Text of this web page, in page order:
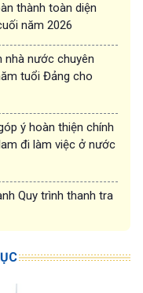
thành toàn diện
năm 2026
nhà nước chuyên
tuổi Đảng cho
ý hoàn thiện chính
đi làm việc ở nước
Quy trình thanh tra